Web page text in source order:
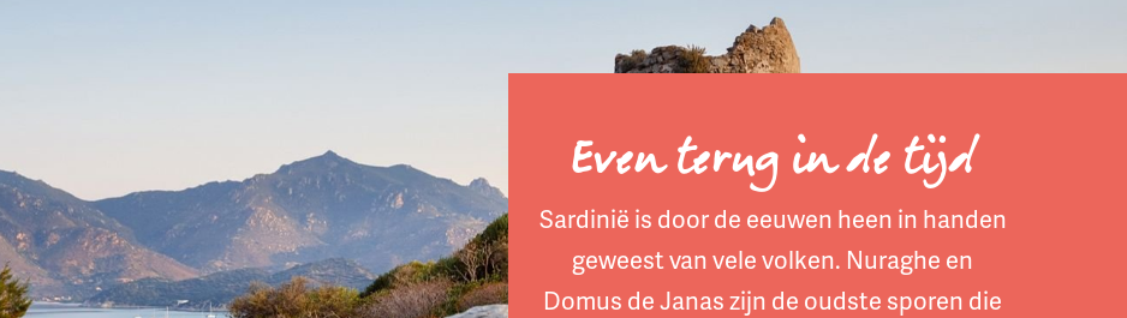
Even terug in de tijd
Sardinië is door de eeuwen heen in handen
geweest van vele volken. Nuraghe en
Domus de Janas zijn de oudste sporen die